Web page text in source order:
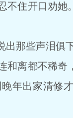
住开口劝她
那些声泪俱下
离都不稀奇
年出家清修